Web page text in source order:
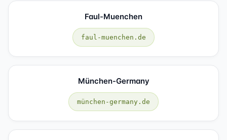
Faul-Muenchen
faul-muenchen.de
München-Germany
münchen-germany.de